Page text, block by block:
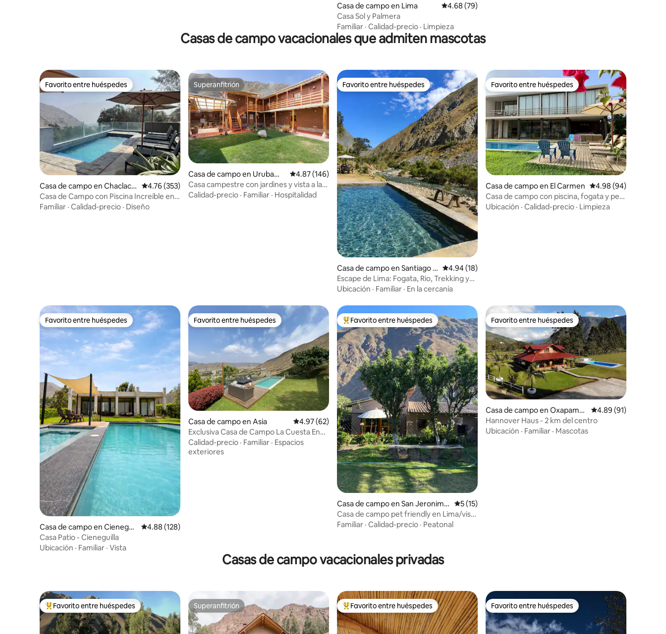
Casa de campo en Lima Calificación promedio: 4.68 de 5, 79 reseñas
4.68 (79)
Casa Sol y Palmera
Familiar · Calidad-precio · Limpieza
Casas de campo vacacionales que admiten mascotas
Favorito entre huéspedes
Favorito entre huéspedes
Casa de campo en Chaclaca
yo
Calificación promedio: 4.76 de 5, 353 reseñas
4.76 (353)
Casa de Campo con Piscina Increíble en
Chaclacayo
Familiar · Calidad-precio · Diseño
Superanfitrión
Superanfitrión
Casa de campo en Urubamb
a
Calificación promedio: 4.87 de 5, 146 reseñas
4.87 (146)
Casa campestre con jardines y vista a las
montañas
Calidad-precio · Familiar · Hospitalidad
Favorito entre huéspedes
Favorito entre huéspedes
Casa de campo en Santiago d
e Surco
Calificación promedio: 4.94 de 5, 18 reseñas
4.94 (18)
Escape de Lima: Fogata, Rio, Trekking y
Turismo
Ubicación · Familiar · En la cercanía
Favorito entre huéspedes
Favorito entre huéspedes
Casa de campo en El Carmen Calificación
4.98 (94)
Casa de campo con piscina, fogata y pet-
friendly
Ubicación · Calidad-precio · Limpieza
Favorito entre huéspedes
Favorito entre huéspedes
Casa de campo en Cieneguil
la
Calificación promedio: 4.88 de 5, 128 reseñas
4.88 (128)
Casa Patio - Cieneguilla
Ubicación · Familiar · Vista
Favorito entre huéspedes
Favorito entre huéspedes
Casa de campo en Asia Calificación promedio: 4.97 de 5, 62 reseñas
4.97 (62)
Exclusiva Casa de Campo La Cuesta En
Asia, 7 pers
Calidad-precio · Familiar · Espacios
exteriores
Favorito entre huéspedes preferido
Favorito entre huéspedes
Casa de campo en San Jeronimo
de Surco
Calificación promedio: 5 de 5, 15 reseñas
5 (15)
Casa de campo pet friendly en Lima/vista
a montaña
Familiar · Calidad-precio · Peatonal
Favorito entre huéspedes
Favorito entre huéspedes
Casa de campo en Oxapamp
a
Calificación
4.89 (91)
Hannover Haus - 2 km del centro
Ubicación · Familiar · Mascotas
Casas de campo vacacionales privadas
Favorito entre huéspedes preferido
Favorito entre huéspedes Superanfitrión
Superanfitrión Favorito entre huéspedes preferido
Favorito entre huéspedes Favorito entre huéspedes
Favorito entre huéspedes